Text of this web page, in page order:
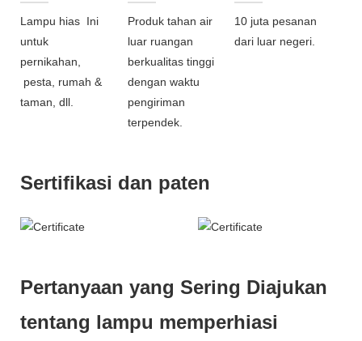
Lampu hias Ini
untuk
pernikahan,
pesta, rumah &
taman, dll.
Produk tahan air
luar ruangan
berkualitas tinggi
dengan waktu
pengiriman
terpendek.
10 juta pesanan
dari luar negeri.
Sertifikasi dan paten
Pertanyaan yang Sering Diajukan
tentang lampu memperhiasi